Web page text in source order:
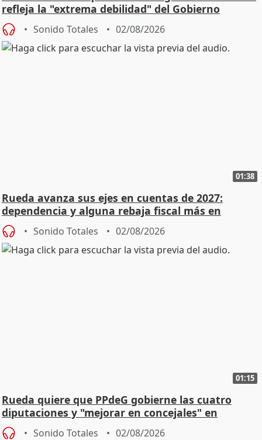
refleja la "extrema debilidad" del Gobierno
Sonido Totales 02/08/2026
01:38
Rueda avanza sus ejes en cuentas de 2027:
dependencia y alguna rebaja fiscal más en
vivienda
Sonido Totales 02/08/2026
01:15
Rueda quiere que PPdeG gobierne las cuatro
diputaciones y "mejorar en concejales" en
ciudades
Sonido Totales 02/08/2026